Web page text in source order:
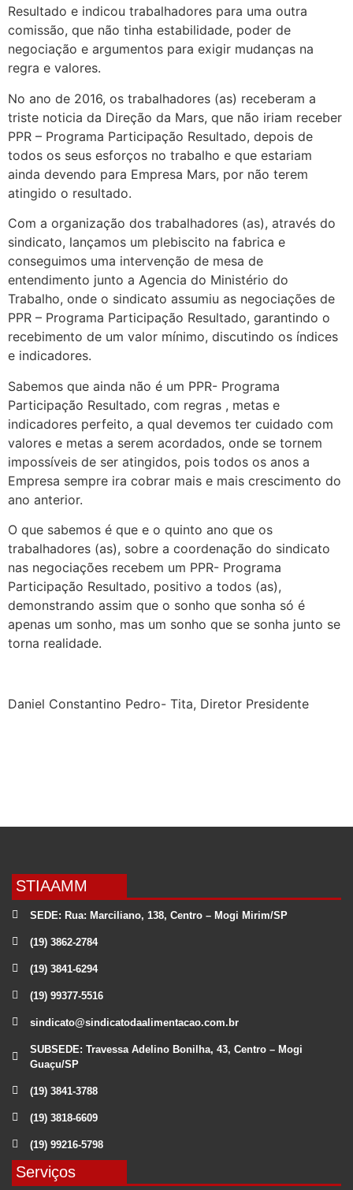
Resultado e indicou trabalhadores para uma outra
comissão, que não tinha estabilidade, poder de
negociação e argumentos para exigir mudanças na
regra e valores.
No ano de 2016, os trabalhadores (as) receberam a
triste noticia da Direção da Mars, que não iriam receber
PPR – Programa Participação Resultado, depois de
todos os seus esforços no trabalho e que estariam
ainda devendo para Empresa Mars, por não terem
atingido o resultado.
Com a organização dos trabalhadores (as), através do
sindicato, lançamos um plebiscito na fabrica e
conseguimos uma intervenção de mesa de
entendimento junto a Agencia do Ministério do
Trabalho, onde o sindicato assumiu as negociações de
PPR – Programa Participação Resultado, garantindo o
recebimento de um valor mínimo, discutindo os índices
e indicadores.
Sabemos que ainda não é um PPR- Programa
Participação Resultado, com regras , metas e
indicadores perfeito, a qual devemos ter cuidado com
valores e metas a serem acordados, onde se tornem
impossíveis de ser atingidos, pois todos os anos a
Empresa sempre ira cobrar mais e mais crescimento do
ano anterior.
O que sabemos é que e o quinto ano que os
trabalhadores (as), sobre a coordenação do sindicato
nas negociações recebem um PPR- Programa
Participação Resultado, positivo a todos (as),
demonstrando assim que o sonho que sonha só é
apenas um sonho, mas um sonho que se sonha junto se
torna realidade.
Daniel Constantino Pedro- Tita, Diretor Presidente
STIAAMM
SEDE: Rua: Marciliano, 138, Centro – Mogi Mirim/SP
(19) 3862-2784
(19) 3841-6294
(19) 99377-5516
sindicato@sindicatodaalimentacao.com.br
SUBSEDE: Travessa Adelino Bonilha, 43, Centro – Mogi
Guaçu/SP
(19) 3841-3788
(19) 3818-6609
(19) 99216-5798
Serviços